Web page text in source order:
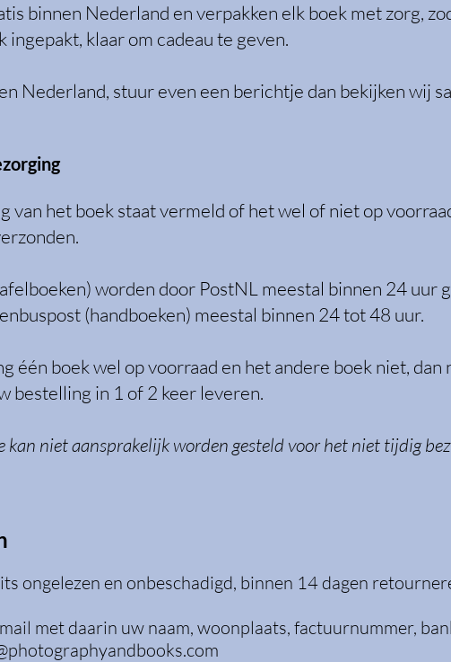
binnen Nederland en verpakken elk boek met zorg,
klaar om cadeau te geven.​
Nederland, stuur even een berichtje dan bekijken wij
van het boek staat vermeld of het wel of niet op
worden door PostNL meestal binnen 24 uur
(handboeken) meestal binnen 24 tot 48 uur.​
één boek wel op voorraad en het andere boek niet,
bestelling in 1 of 2 keer leveren.
kan niet aansprakelijk worden gesteld voor het niet tijdig
ongelezen en onbeschadigd, binnen 14 dagen
met daarin uw naam, woonplaats, factuurnummer,